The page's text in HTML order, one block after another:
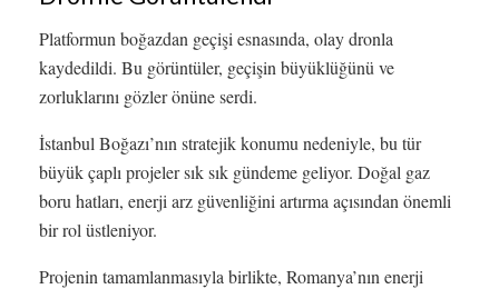
Platformun boğazdan geçişi esnasında, olay dronla
kaydedildi. Bu görüntüler, geçişin büyüklüğünü ve
zorluklarını gözler önüne serdi.
İstanbul Boğazı’nın stratejik konumu nedeniyle, bu tür
büyük çaplı projeler sık sık gündeme geliyor. Doğal gaz
boru hatları, enerji arz güvenliğini artırma açısından önemli
bir rol üstleniyor.
Projenin tamamlanmasıyla birlikte, Romanya’nın enerji